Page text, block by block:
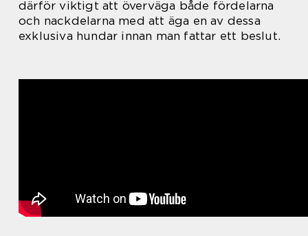
därför viktigt att överväga både fördelarna
och nackdelarna med att äga en av dessa
exklusiva hundar innan man fattar ett beslut.